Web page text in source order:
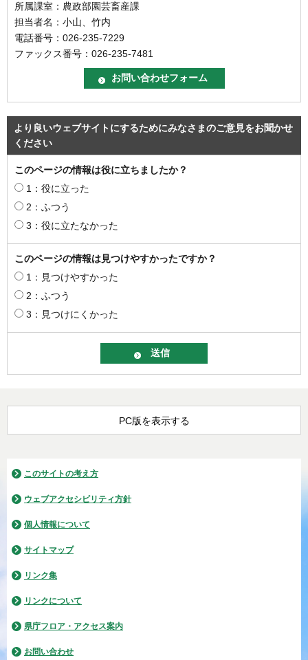
所属課室：農政部園芸畜産課
担当者名：小山、竹内
電話番号：026-235-7229
ファックス番号：026-235-7481
より良いウェブサイトにするためにみなさまのご意見をお聞かせ
ください
このページの情報は役に立ちましたか？
1：役に立った
2：ふつう
3：役に立たなかった
このページの情報は見つけやすかったですか？
1：見つけやすかった
2：ふつう
3：見つけにくかった
PC版を表示する
このサイトの考え方
ウェブアクセシビリティ方針
個人情報について
サイトマップ
リンク集
リンクについて
県庁フロア・アクセス案内
お問い合わせ